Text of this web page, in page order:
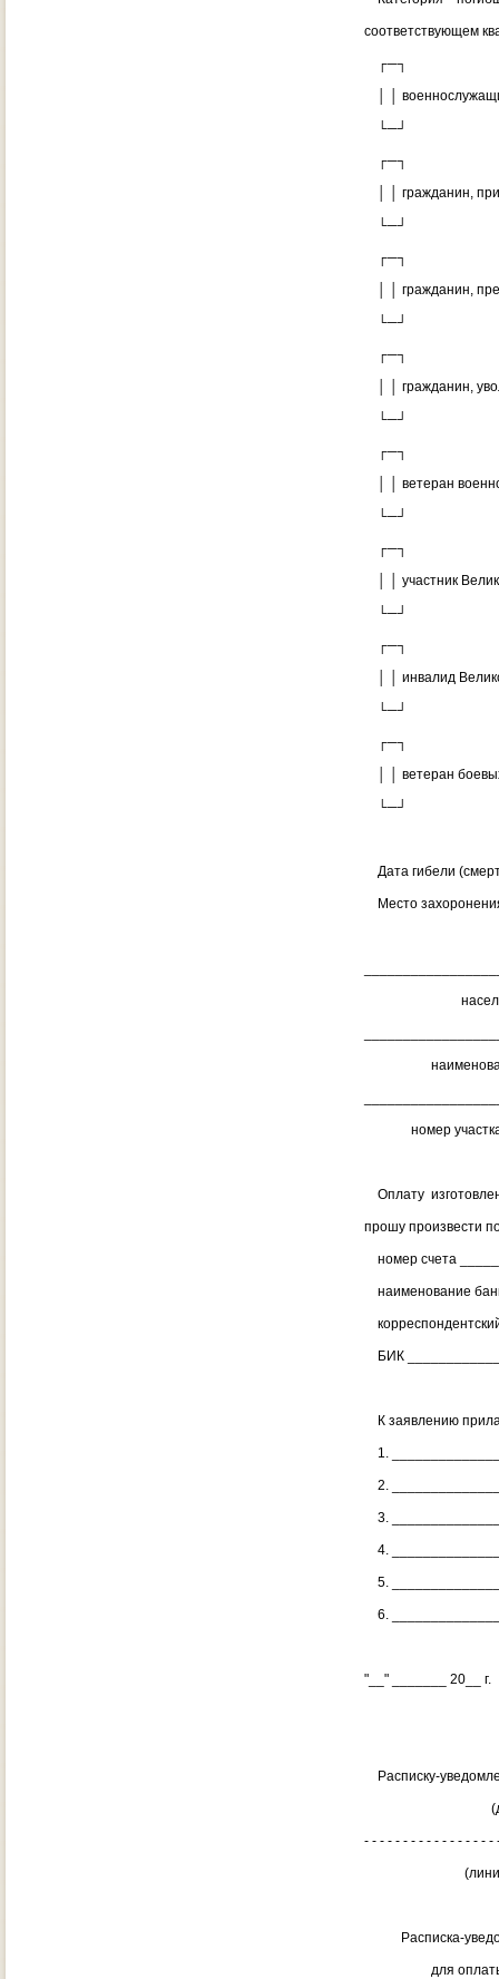
соответствующем
┌─┐
│ │
└─┘
┌─┐
│ │ гражданин,
└─┘
┌─┐
│ │ гражданин,
└─┘
┌─┐
│ │ гражданин,
└─┘
┌─┐
│ │ ветеран
└─┘
┌─┐
│ │ участник
└─┘
┌─┐
│ │ инвалид
└─┘
┌─┐
│ │ ветеран
└─┘
Дата гибели
Место
наименование
номер участка
Оплату
прошу произвести
номер счета
наименование
БИК
К заявлению
1.
2.
3.
4.
5.
6.
"__" _______
Расписку-
(дата,
- - - - - - - - - - - - - - - - -
(линия
Расписка-
для оплаты